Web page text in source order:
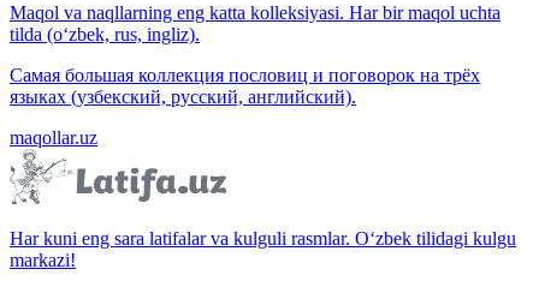
Maqol va naqllarning eng katta kolleksiyasi. Har bir maqol uchta
tilda (o‘zbek, rus, ingliz).
Самая большая коллекция пословиц и поговорок на трёх
языках (узбекский, русский, английский).
maqollar.uz
Har kuni eng sara latifalar va kulguli rasmlar. O‘zbek tilidagi kulgu
markazi!